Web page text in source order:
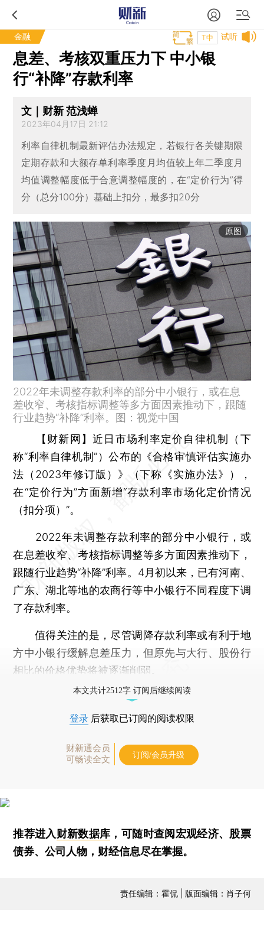
金融 试听
T中
息差、考核双重压力下 中小银
行“补降”存款利率
文｜财新 范浅蝉
2023年04月17日 21:12
利率自律机制最新评估办法规定，若银行各关键期限
定期存款和大额存单利率季度月均值较上年二季度月
均值调整幅度低于合意调整幅度的，在“定价行为”得
分（总分100分）基础上扣分，最多扣20分
原图
2022年未调整存款利率的部分中小银行，或在息
差收窄、考核指标调整等多方面因素推动下，跟随
行业趋势“补降”利率。图：视觉中国
【财新网】近日市场利率定价自律机制（下
称“利率自律机制”）公布的《合格审慎评估实施办
法（2023年修订版）》（下称《实施办法》），
在“定价行为”方面新增“存款利率市场化定价情况
（扣分项）”。
2022年未调整存款利率的部分中小银行，或
在息差收窄、考核指标调整等多方面因素推动下，
跟随行业趋势“补降”利率。4月初以来，已有河南、
广东、湖北等地的农商行等中小银行不同程度下调
了存款利率。
值得关注的是，尽管调降存款利率或有利于地
方中小银行缓解息差压力，但原先与大行、股份行
相比的价格优势将被逐渐削弱。
本文共计2512字 订阅后继续阅读
登录 后获取已订阅的阅读权限
财新通会员
可畅读全文
订阅/会员升级
推荐进入财新数据库 ，可随时查阅宏观经济、股票
债券、公司人物，财经信息尽在掌握。
责任编辑：霍侃 | 版面编辑：肖子何